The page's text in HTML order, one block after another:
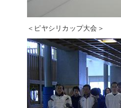
＜ピヤシリカップ大会＞